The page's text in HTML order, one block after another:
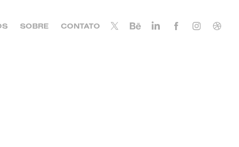
SOBRE CONTATO